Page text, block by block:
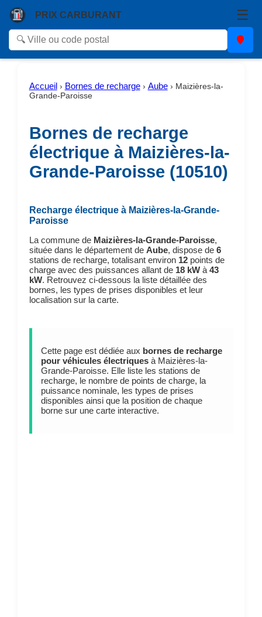
PRIX CARBURANT ☰
Accueil › Bornes de recharge› Aube› Maizières-la-
Grande-Paroisse
Bornes de recharge
électrique à Maizières-la-
Grande-Paroisse (10510)
Recharge électrique à Maizières-la-Grande-
Paroisse
La commune de Maizières-la-Grande-Paroisse,
située dans le département de Aube, dispose de 6
stations de recharge, totalisant environ 12points de
charge avec des puissances allant de 18 kWà 43
kW. Retrouvez ci-dessous la liste détaillée des
bornes, les types de prises disponibles et leur
localisation sur la carte.
Cette page est dédiée aux bornes de recharge
pour véhicules électriquesà Maizières-la-
Grande-Paroisse. Elle liste les stations de
recharge, le nombre de points de charge, la
puissance nominale, les types de prises
disponibles ainsi que la position de chaque
borne sur une carte interactive.